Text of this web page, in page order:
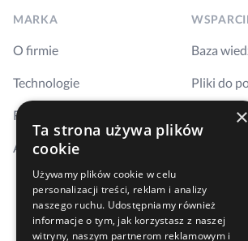
MARKA
O firmie
Technologie
Realizacje
Aktualności
Baza
Pliki do
Szkolenia
Kontakt
Gdzie kupić
×
Ta strona używa plików
cookie
Używamy plików cookie w celu
personalizacji treści, reklam i analizy
naszego ruchu. Udostępniamy również
informacje o tym, jak korzystasz z naszej
witryny, naszym partnerom reklamowym i